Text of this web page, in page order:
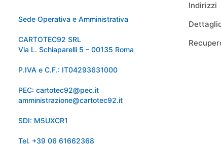
Sede Operativa e Amministrativa
CARTOTEC92 SRL
Via L. Schiaparelli 5 – 00135 Roma
P.IVA e C.F.: IT04293631000
PEC: cartotec92@pec.it
amministrazione@cartotec92.it
SDI: M5UXCR1
Tel. +39 06 61662368
Indirizzi